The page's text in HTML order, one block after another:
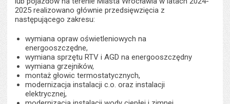
2025 realizowano głównie przedsięwzięcia z
następującego zakresu:
wymiana opraw oświetleniowych na
energooszczędne,
wymiana sprzętu RTV i AGD na energooszczędny
wymiana grzejników,
montaż głowic termostatycznych,
modernizacja instalacji c.o. oraz instalacji
elektrycznej,